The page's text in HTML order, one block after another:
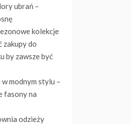
ubrań –
kolekcje
zakupy do
by zawsze być
modnym stylu –
fasony na
odzieży